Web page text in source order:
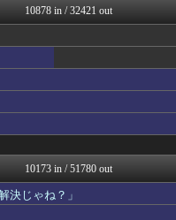
ガハろぐNewsヽ(･ω･...
キスログ
JDM速報 海外の反応
アルファルファモザイク＠ネ...
キニ速
ぶる速-VIP
バズッター速報
ゲーム魔人
10878 in / 32421 out
10173 in / 51780 out
決じゃね？」